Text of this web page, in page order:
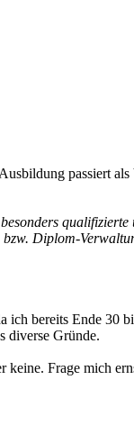
passiert
Diplom-
ich bereits Ende
diverse Gründe.
Frage mich